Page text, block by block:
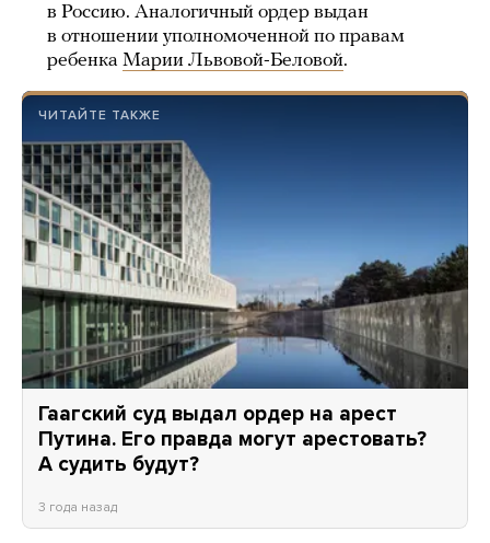
в Россию. Аналогичный ордер выдан
в отношении уполномоченной по правам
ребенка Марии Львовой-Беловой.
ЧИТАЙТЕ ТАКЖЕ
Гаагский суд выдал ордер на арест
Путина. Его правда могут арестовать?
А судить будут?
3 года назад